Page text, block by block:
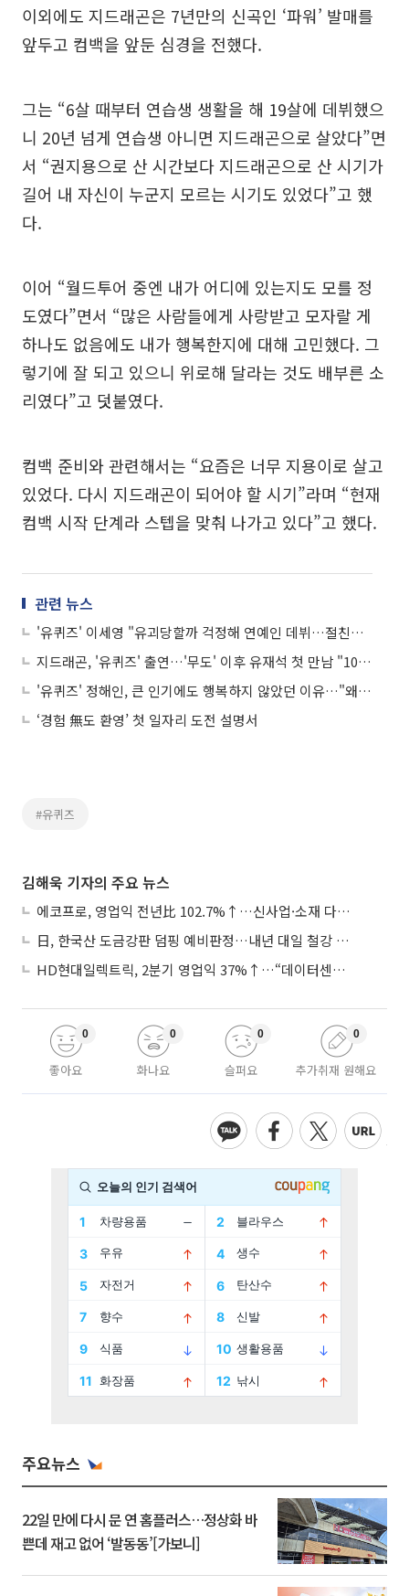
이외에도 지드래곤은 7년만의 신곡인 ‘파워’ 발매를
앞두고 컴백을 앞둔 심경을 전했다.
그는 “6살 때부터 연습생 생활을 해 19살에 데뷔했으
니 20년 넘게 연습생 아니면 지드래곤으로 살았다”면
서 “권지용으로 산 시간보다 지드래곤으로 산 시기가
길어 내 자신이 누군지 모르는 시기도 있었다”고 했
다.
이어 “월드투어 중엔 내가 어디에 있는지도 모를 정
도였다”면서 “많은 사람들에게 사랑받고 모자랄 게
하나도 없음에도 내가 행복한지에 대해 고민했다. 그
렇기에 잘 되고 있으니 위로해 달라는 것도 배부른 소
리였다”고 덧붙였다.
컴백 준비와 관련해서는 “요즘은 너무 지용이로 살고
있었다. 다시 지드래곤이 되어야 할 시기”라며 “현재
컴백 시작 단계라 스텝을 맞춰 나가고 있다”고 했다.
관련 뉴스
'유퀴즈' 이세영 "유괴당할까 걱정해 연예인 데뷔…절친이 안티 카페 만들기도"
지드래곤, '유퀴즈' 출연…'무도' 이후 유재석 첫 만남 "10월 중 방송"
'유퀴즈' 정해인, 큰 인기에도 행복하지 않았던 이유…"왜 날 싫어하지?"
‘경험 無도 환영’ 첫 일자리 도전 설명서
#유퀴즈
김해욱 기자의 주요 뉴스
에코프로, 영업익 전년比 102.7%↑…신사업·소재 다각화 박차
日, 한국산 도금강판 덤핑 예비판정…내년 대일 철강 수출 ‘빨간불’
HD현대일렉트릭, 2분기 영업익 37%↑…“데이터센터 사업, 새로운 성장 축”
좋아요
0
화나요
0
슬퍼요
0
추가취재 원해요
0
주요뉴스
22일 만에 다시 문 연 홈플러스…정상화 바
쁜데 재고 없어 ‘발동동’[가보니]